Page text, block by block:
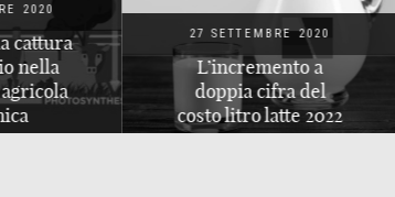
27 SETTEMBRE 2020
L’incremento a
doppia cifra del
costo litro latte 2022
27
I ruolo
combustibili
nello